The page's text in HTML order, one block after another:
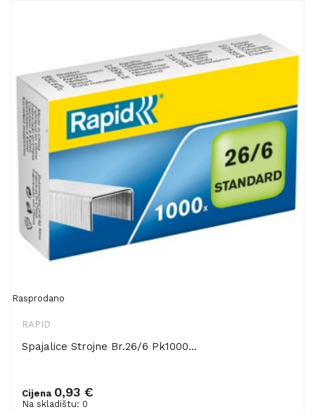
Rasprodano
RAPID
Spajalice Strojne Br.26/6 Pk1000...
Cijena 0,93 €
Na skladištu: 0